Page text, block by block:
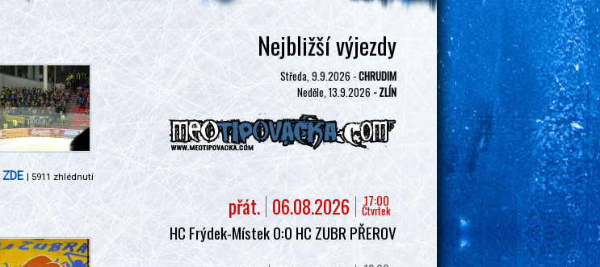
| 5911 zhlédnutí
ZDE
Nejbližší výjezdy
Středa, 9.9.2026 -CHRUDIM
Neděle, 13.9.2026 - ZLÍN
17:00
Čtvrtek
06.08.2026
přát.
HC Frýdek-Místek 0:0 HC ZUBR PŘEROV